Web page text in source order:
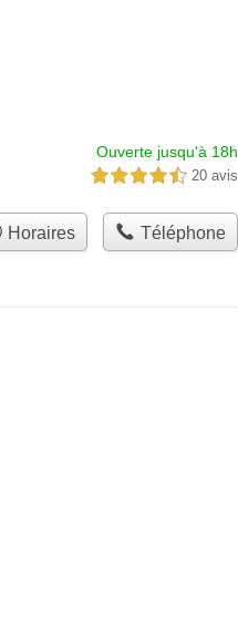
Ouverte jusqu'à 18h
4,5 étoiles sur 5 20 avis
Horaires Téléphone